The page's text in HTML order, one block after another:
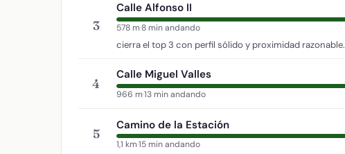
3
Calle Alfonso II
578 m·8 min andando
cierra el top 3 con perfil sólido y proximidad razonable.
4
Calle Miguel Valles
966 m·13 min andando
5
Camino de la Estación
1,1 km·15 min andando